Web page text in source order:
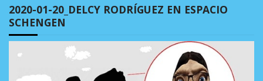
2020-01-20_DELCY RODRÍGUEZ EN ESPACIO
SCHENGEN